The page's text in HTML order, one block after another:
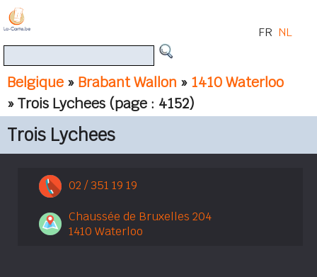
Belgique » Brabant Wallon » 1410 Waterloo
» Trois Lychees (page : 4152)
FR NL
Trois Lychees
02 / 351 19 19
Chaussée de Bruxelles 204
1410 Waterloo